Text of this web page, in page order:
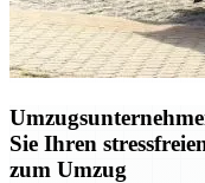
Sie Ihren
zum Umzug